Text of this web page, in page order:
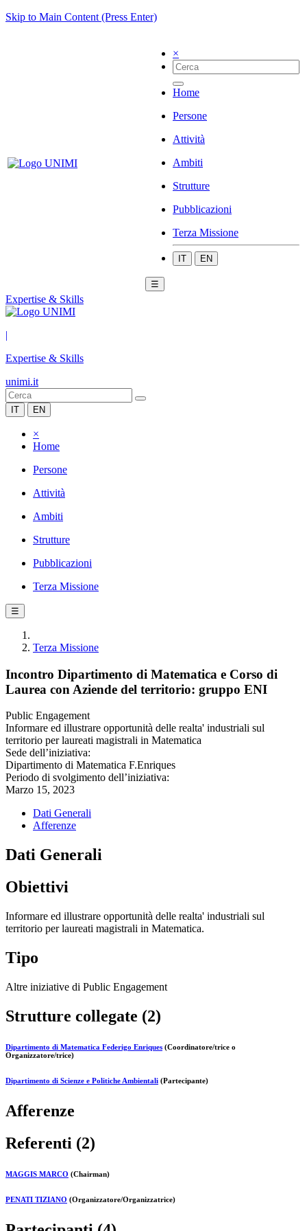
Skip to Main Content (Press Enter)
×
Home
Persone
Attività
Ambiti
Strutture
Pubblicazioni
Terza Missione
IT EN
☰
Expertise & Skills
|
Expertise & Skills
unimi.it
IT EN
×
Home
Persone
Attività
Ambiti
Strutture
Pubblicazioni
Terza Missione
☰
Terza Missione
Incontro Dipartimento di Matematica e Corso di
Laurea con Aziende del territorio: gruppo ENI
Public Engagement
Informare ed illustrare opportunità delle realta' industriali sul
territorio per laureati magistrali in Matematica
Sede dell’iniziativa:
Dipartimento di Matematica F.Enriques
Periodo di svolgimento dell’iniziativa:
Marzo 15, 2023
Dati Generali
Afferenze
Dati Generali
Obiettivi
Informare ed illustrare opportunità delle realta' industriali sul
territorio per laureati magistrali in Matematica.
Tipo
Altre iniziative di Public Engagement
Strutture collegate (2)
Dipartimento di Matematica Federigo Enriques (Coordinatore/trice o
Organizzatore/trice)
Dipartimento di Scienze e Politiche Ambientali (Partecipante)
Afferenze
Referenti (2)
MAGGIS MARCO (Chairman)
PENATI TIZIANO (Organizzatore/Organizzatrice)